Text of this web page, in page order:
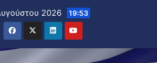
2026 19:53